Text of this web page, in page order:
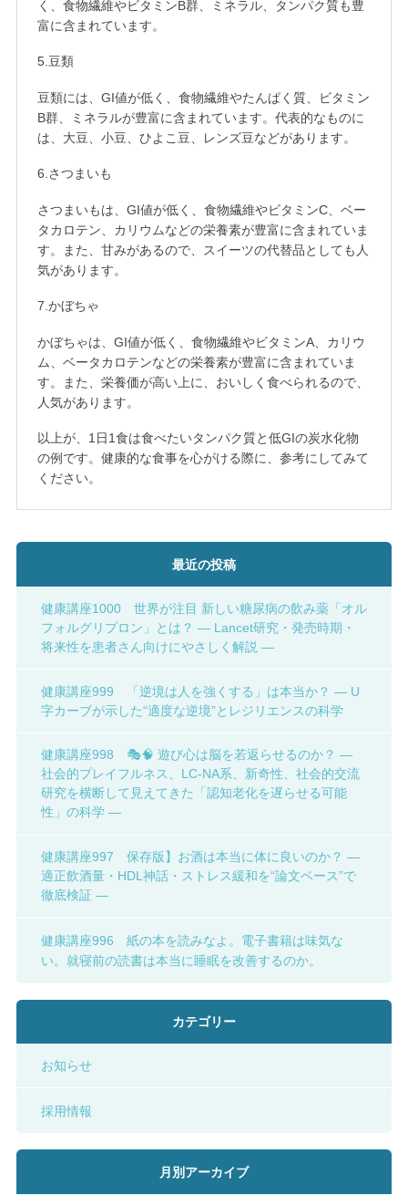
く、食物繊維やビタミンB群、ミネラル、タンパク質も豊
富に含まれています。
5.豆類
豆類には、GI値が低く、食物繊維やたんぱく質、ビタミン
B群、ミネラルが豊富に含まれています。代表的なものに
は、大豆、小豆、ひよこ豆、レンズ豆などがあります。
6.さつまいも
さつまいもは、GI値が低く、食物繊維やビタミンC、ベー
タカロテン、カリウムなどの栄養素が豊富に含まれていま
す。また、甘みがあるので、スイーツの代替品としても人
気があります。
7.かぼちゃ
かぼちゃは、GI値が低く、食物繊維やビタミンA、カリウ
ム、ベータカロテンなどの栄養素が豊富に含まれていま
す。また、栄養価が高い上に、おいしく食べられるので、
人気があります。
以上が、1日1食は食べたいタンパク質と低GIの炭水化物
の例です。健康的な食事を心がける際に、参考にしてみて
ください。
最近の投稿
健康講座1000 世界が注目 新しい糖尿病の飲み薬「オル
フォルグリプロン」とは？ ― Lancet研究・発売時期・
将来性を患者さん向けにやさしく解説 ―
健康講座999 「逆境は人を強くする」は本当か？ ― U
字カーブが示した“適度な逆境”とレジリエンスの科学
健康講座998 🎭🧠 遊び心は脳を若返らせるのか？ ―
社会的プレイフルネス、LC-NA系、新奇性、社会的交流
研究を横断して見えてきた「認知老化を遅らせる可能
性」の科学 ―
健康講座997 保存版】お酒は本当に体に良いのか？ ―
適正飲酒量・HDL神話・ストレス緩和を“論文ベース”で
徹底検証 ―
健康講座996 紙の本を読みなよ。電子書籍は味気な
い。就寝前の読書は本当に睡眠を改善するのか。
カテゴリー
お知らせ
採用情報
月別アーカイブ